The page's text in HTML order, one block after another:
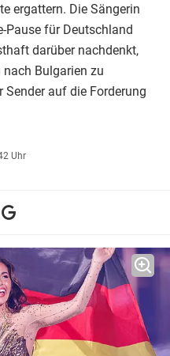
ergattern. Die Sängerin
Pause für Deutschland
darüber nachdenkt,
Bulgarien zu
Sender auf die Forderung
Uhr